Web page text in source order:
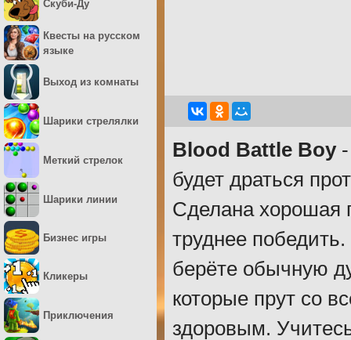
Blood Battle Boy-
будет драться
Сделана хорошая
труднее
берёте обычную
которые прут со
здоровым.
Скуби-Ду
Квесты на русском
языке
Выход из комнаты
Шарики стрелялки
Меткий стрелок
Шарики линии
Бизнес игры
Кликеры
Приключения